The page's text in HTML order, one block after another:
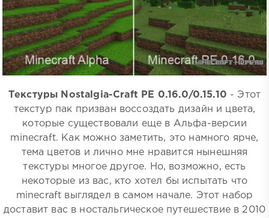
Текстуры Nostalgia-Craft PE 0.16.0/0.15.10 - Этот
текстур пак призван воссоздать дизайн и цвета,
которые существовали еще в Альфа-версии
minecraft. Как можно заметить, это намного ярче,
тема цветов и лично мне нравится нынешняя
текстуры многое другое. Но, возможно, есть
некоторые из вас, кто хотел бы испытать что
minecraft выглядел в самом начале. Этот набор
доставит вас в ностальгическое путешествие в 2010